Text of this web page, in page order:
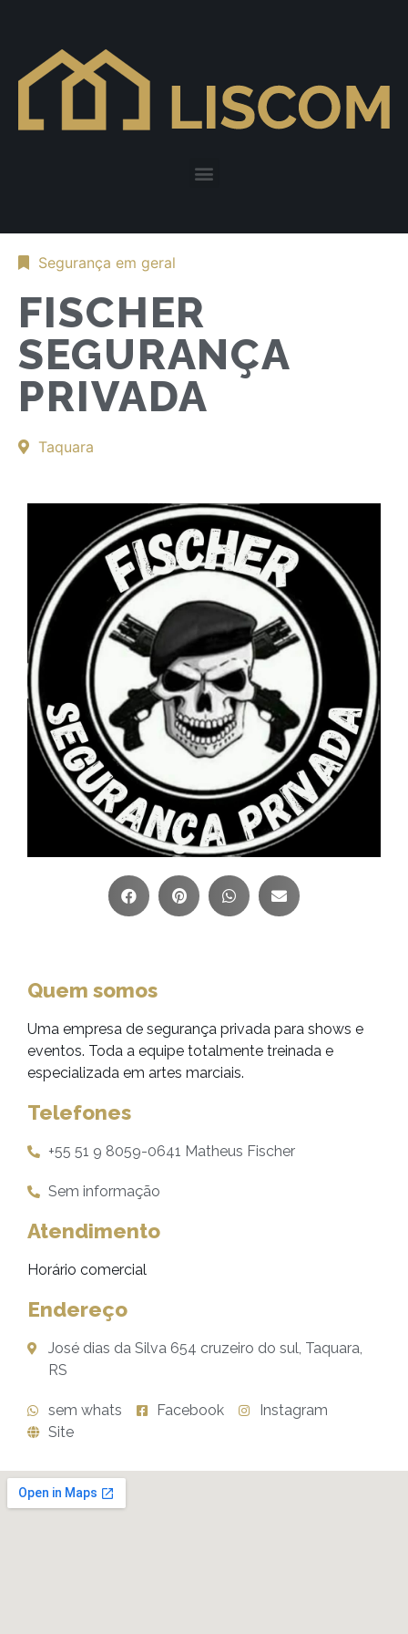
Segurança em geral
FISCHER
SEGURANÇA
PRIVADA
Taquara
Quem somos
Uma empresa de segurança privada para shows e
eventos. Toda a equipe totalmente treinada e
especializada em artes marciais.
Telefones
+55 51 9 8059-0641 Matheus Fischer
Sem informação
Atendimento
Horário comercial
Endereço
José dias da Silva 654 cruzeiro do sul, Taquara,
RS
sem whats Facebook
Instagram
Site